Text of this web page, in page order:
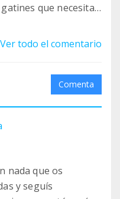
que necesitan
Ver todo el comentario
Comenta
nada que os
y seguís